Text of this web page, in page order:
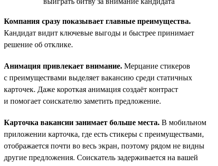
Компания сразу показывает главные преимущества.
Кандидат видит ключевые выгоды и быстрее принимает
решение об отклике.
Анимация привлекает внимание. Мерцание стикеров
с преимуществами выделяет вакансию среди статичных
карточек. Даже короткая анимация создаёт контраст
и помогает соискателю заметить предложение.
Карточка вакансии занимает больше места. В мобильном
приложении карточка, где есть стикеры с преимуществами,
отображается почти во весь экран, поэтому рядом не видны
другие предложения. Соискатель задерживается на вашей